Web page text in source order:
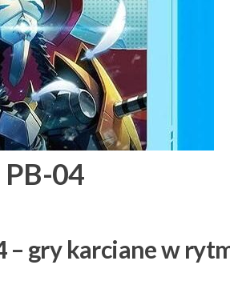
PB-04
– gry karciane w